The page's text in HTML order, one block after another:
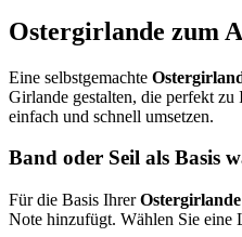
Ostergirlande zum
Eine selbstgemachte
Girlande gestalten, die perfekt
einfach und schnell umsetzen.
Band oder Seil als Basis
Für die Basis IhrerOstergirlande
Note hinzufügt. Wählen Sie eine